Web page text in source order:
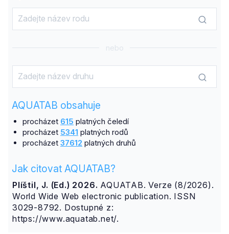
nebo
AQUATAB obsahuje
procházet 615 platných čeledí
procházet 5341 platných rodů
procházet 37612 platných druhů
Jak citovat AQUATAB?
Plíštil, J. (Ed.) 2026. AQUATAB. Verze (8/2026).
World Wide Web electronic publication. ISSN
3029-8792. Dostupné z:
https://www.aquatab.net/.